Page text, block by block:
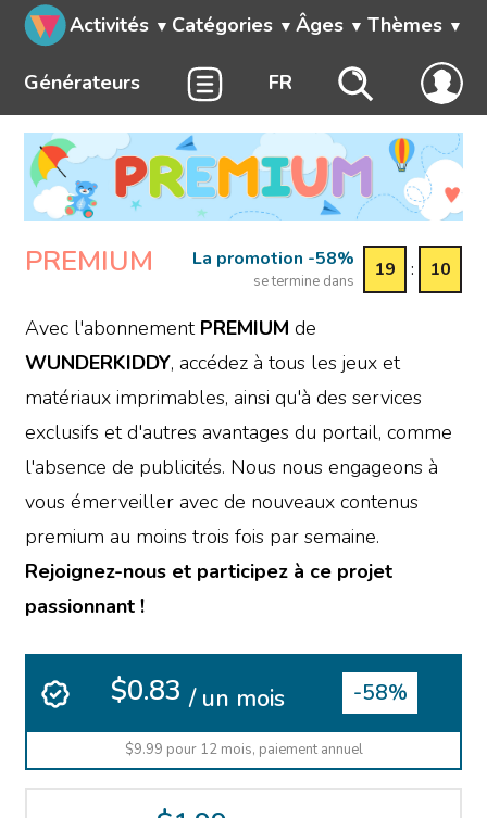
Activités Catégories Âges Thèmes
Générateurs FR
PREMIUM La promotion -58%
se termine dans
19 : 10
Avec l'abonnement PREMIUM de
WUNDERKIDDY, accédez à tous les jeux et
matériaux imprimables, ainsi qu'à des services
exclusifs et d'autres avantages du portail, comme
l'absence de publicités. Nous nous engageons à
vous émerveiller avec de nouveaux contenus
premium au moins trois fois par semaine.
Rejoignez-nous et participez à ce projet
passionnant !
$0.83 / un mois -58%
$9.99 pour 12 mois, paiement annuel